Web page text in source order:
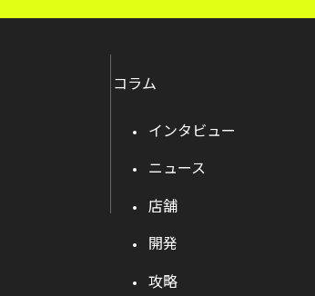
コラム
インタビュー
ニュース
店舗
開発
攻略